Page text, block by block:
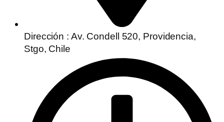
Dirección : Av. Condell 520, Providencia,
Stgo, Chile